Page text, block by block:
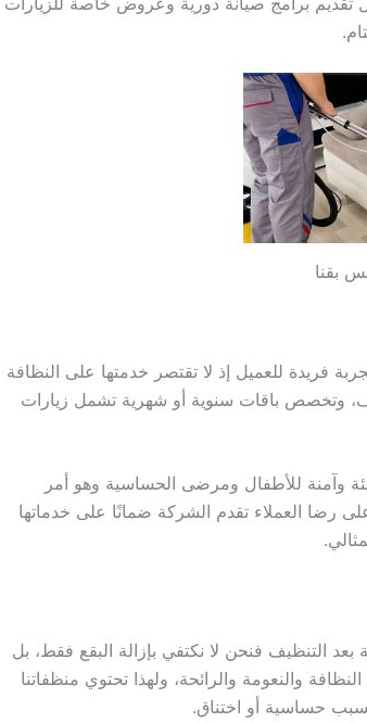
بقنا
فريدة للعميل إذ لا تقتصر خدمتها على النظافة
وتخصص باقات سنوية أو شهرية تشمل زيارات
وآمنة للأطفال ومرضى الحساسية وهو أمر
رضا العملاء تقدم الشركة ضمانًا على خدماتها
بعد التنظيف فنحن لا نكتفي بإزالة البقع فقط، بل
والنعومة والرائحة، ولهذا تحتوي منظفاتنا
حساسية أو اختناق.